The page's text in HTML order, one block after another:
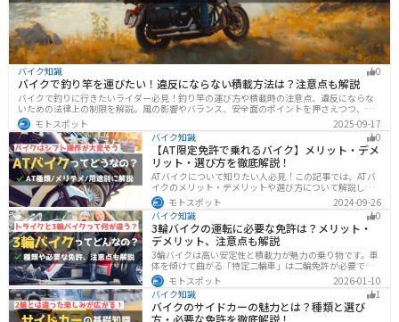
バイク知識 0
バイクで釣り竿を運びたい！違反にならない積載方法は？注意点も解説
バイクで釣りに行きたいライダー必見！釣り竿の運び方や積載時の注意点、違反にならな
いための法律上の制限を解説。風の影響やバランス、安全面のポイントを押さえつつ、お
すすめのロッドケース・ロッドホルダー・コンパクトロッドも紹介。ツーリング途中に気
軽に釣りを楽しみたい方にも最適な情報が満載
モトスポット
2025-09-17
バイク知識
0
【AT限定免許で乗れるバイク】メリット・デメ
リット・選び方を徹底解説！
ATバイクについて知りたい人必見！この記事では、ATバ
イクのメリット・デメリットや選び方について解説しま
す。 実はAT限定免許で乗れるバイクの種類は多数ありま
す。記事を参考に、自分に合ったATバイクを選びましょ
う。
モトスポット
2024-09-26
バイク知識
0
3輪バイクの運転に必要な免許は？メリット・
デメリット、注意点も解説
3輪バイクは高い安定性と積載力が魅力の乗り物です。車
体を傾けて曲がる「特定二輪車」は二輪免許が必要です
が、自立する「トライク」は普通自動車免許で運転で
き、ヘルメット着用も任意です。維持費はバイク並みです
が、運転特性や駐車ルールは車種により異なるため、事
前の確認が大切です。
モトスポット
2026-01-10
バイク知識
1
バイクのサイドカーの魅力とは？種類と選び